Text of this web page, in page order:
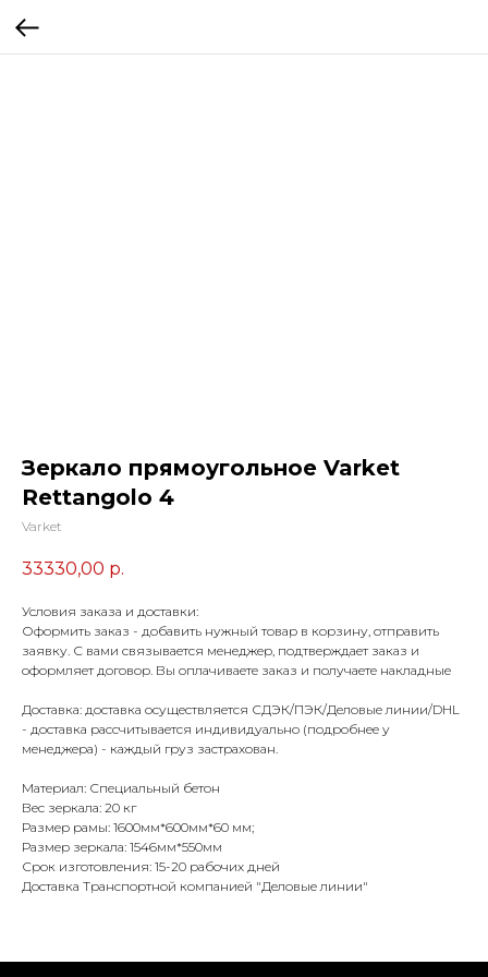
Зеркало прямоугольное Varket
Rettangolo 4
Varket
33330,00 р.
Условия заказа и доставки:
Оформить заказ - добавить нужный товар в корзину, отправить
заявку. С вами связывается менеджер, подтверждает заказ и
оформляет договор. Вы оплачиваете заказ и получаете накладные
Доставка: доставка осуществляется СДЭК/ПЭК/Деловые линии/DHL
- доставка рассчитывается индивидуально (подробнее у
менеджера) - каждый груз застрахован.
Материал: Специальный бетон
Вес зеркала: 20 кг
Размер рамы: 1600мм*600мм*60 мм;
Размер зеркала: 1546мм*550мм
Срок изготовления: 15-20 рабочих дней
Доставка Транспортной компанией "Деловые линии"